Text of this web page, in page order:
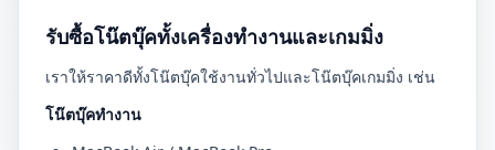
รับซื้อโน๊ตบุ๊คทั้งเครื่องทำงานและเกมมิ่ง
เราให้ราคาดีทั้งโน๊ตบุ๊คใช้งานทั่วไปและโน๊ตบุ๊คเกมมิ่ง เช่น
โน๊ตบุ๊คทำงาน